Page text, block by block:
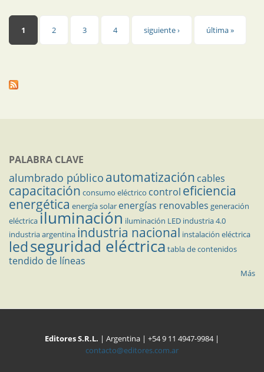
Páginas
1 2 3 4 siguiente › última »
PALABRA CLAVE
alumbrado público automatización cables
capacitación consumo eléctrico control eficiencia
energética energía solar energías renovables generación
eléctricailuminación iluminación LED industria 4.0
industria argentina industria nacional instalación eléctrica
ledseguridad eléctrica tabla de contenidos
tendido de líneas
Más
Editores S.R.L. | Argentina | +54 9 11 4947-9984 |
contacto@editores.com.ar